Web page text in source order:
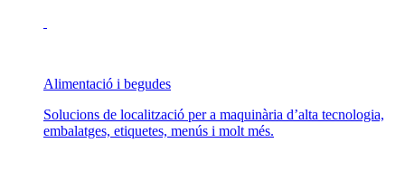
Alimentació i begudes
Solucions de localització per a maquinària d’alta tecnologia,
embalatges, etiquetes, menús i molt més.